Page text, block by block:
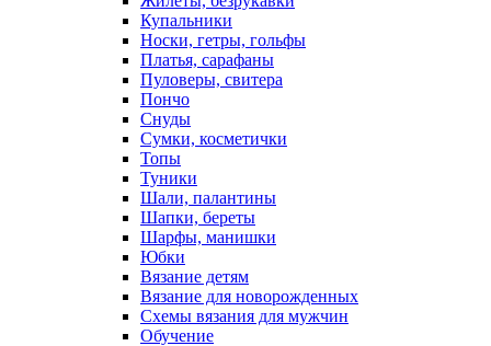
Купальники
Носки, гетры, гольфы
Платья, сарафаны
Пуловеры, свитера
Пончо
Снуды
Сумки, косметички
Топы
Туники
Шали, палантины
Шапки, береты
Шарфы, манишки
Юбки
Вязание детям
Вязание для новорожденных
Схемы вязания для мужчин
Обучение